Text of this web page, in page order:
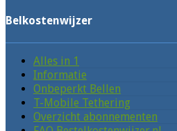
Belkostenwijzer
Alles in 1
Informatie
Onbeperkt Bellen
T-Mobile Tethering
Overzicht abonnementen